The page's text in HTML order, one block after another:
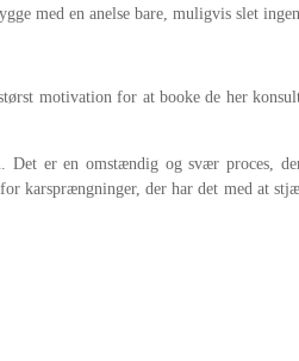
med en anelse bare, muligvis slet
motivation for at booke de her
er en omstændig og svær proces,
der har det med at